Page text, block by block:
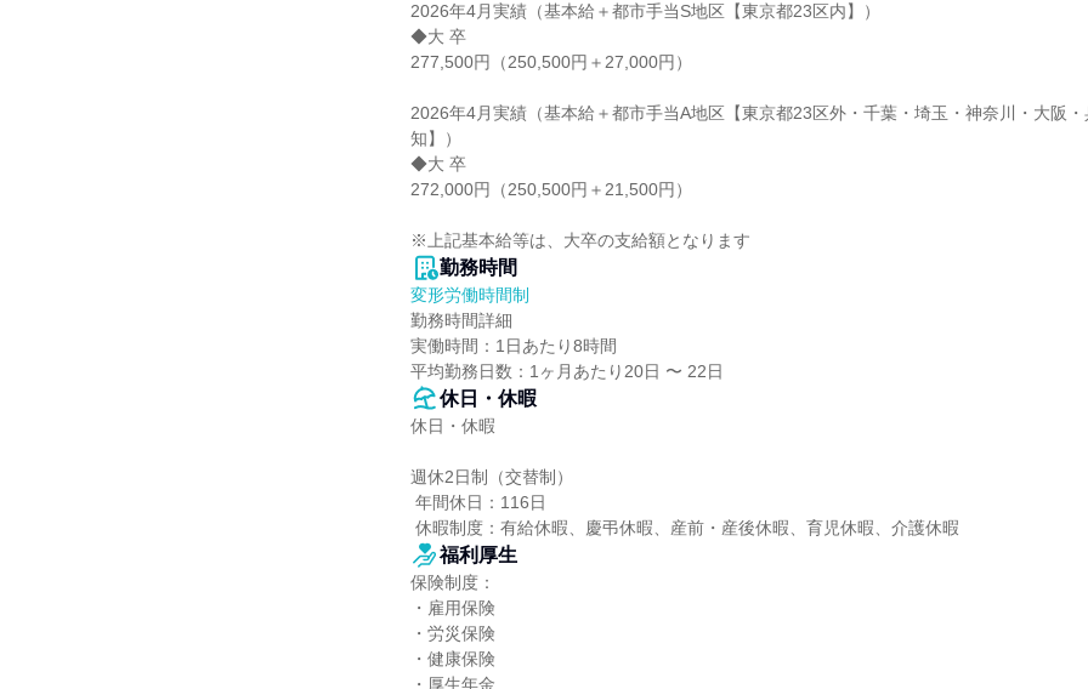
2026年4月実績（基本給＋都市手当S地区【東京都23区内】）
◆大 卒
277,500円（250,500円＋27,000円）
2026年4月実績（基本給＋都市手当A地区【東京都23区外・千葉・埼玉・神奈川・大阪
知】）
◆大 卒
272,000円（250,500円＋21,500円）
※上記基本給等は、大卒の支給額となります
勤務時間
変形労働時間制
勤務時間詳細
実働時間：1日あたり8時間
平均勤務日数：1ヶ月あたり20日 〜 22日
休日・休暇
休日・休暇
週休2日制（交替制）
休暇制度：有給休暇、慶弔休暇、産前・産後休暇、育児休暇、介護休暇
福利厚生
保険制度：
・雇用保険
・労災保険
・健康保険
・厚生年金